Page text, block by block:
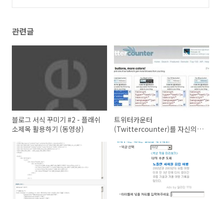
관련글
블로그 서식 꾸미기 #2 - 플래쉬
소제목 활용하기 (동영상)
트위터카운터
(Twittercounter)를 자신의